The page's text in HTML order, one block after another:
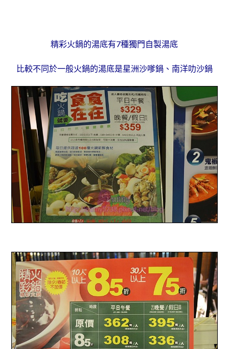
精彩火鍋的湯底有7種獨門自製湯底
比較不同於一般火鍋的湯底是星洲沙嗲鍋、南洋叻沙鍋